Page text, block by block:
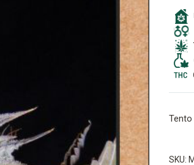
SKU: